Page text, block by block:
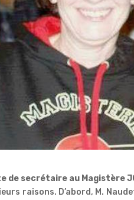
de secrétaire au Magistère
raisons. D’abord, M.